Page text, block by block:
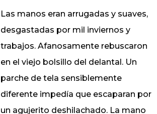
Las manos eran arrugadas y suaves,
desgastadas por mil inviernos y
trabajos. Afanosamente rebuscaron
en el viejo bolsillo del delantal. Un
parche de tela sensiblemente
diferente impedía que escaparan por
un agujerito deshilachado. La mano